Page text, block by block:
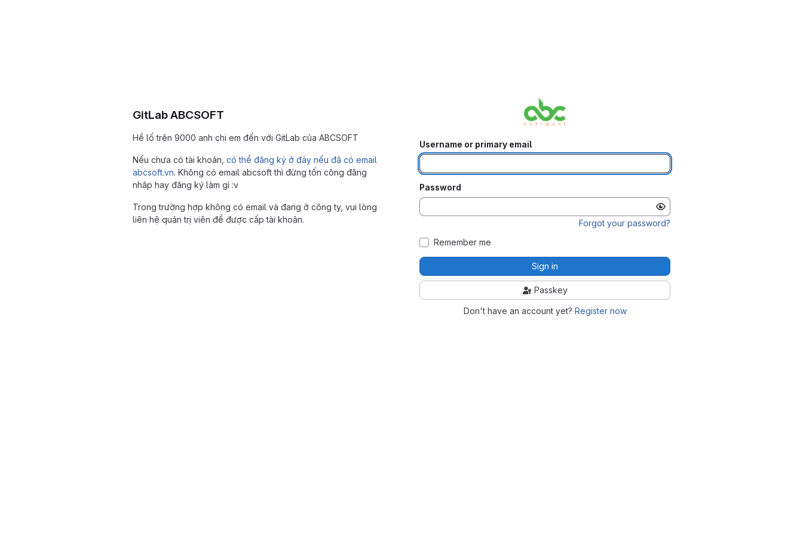
GitLab ABCSOFT
Hề lố trên 9000 anh chị em đến với GitLab của ABCSOFT
Nếu chưa có tài khoản, có thể đăng ký ở đây nếu đã có email
abcsoft.vn. Không có email abcsoft thì đừng tốn công đăng
nhập hay đăng ký làm gì :v
Trong trường hợp không có email và đang ở công ty, vui lòng
liên hệ quản trị viên để được cấp tài khoản.
Username or primary email
Password
Forgot your password?
Remember me
Sign in
Passkey
Don't have an account yet? Register now